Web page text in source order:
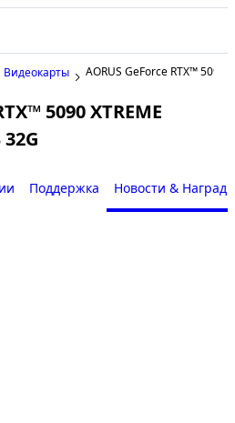
Видеокарты AORUS GeForce RTX™ 5090
5090 XTREME
32G
Поддержка Новости &